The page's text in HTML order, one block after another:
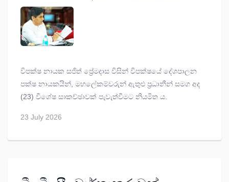
අද…
විපක්ෂ නායක සජිත් ප්‍රේමදාස විසින් විපක්ෂයේ දේශපාලන
පක්ෂ නායකයින්, මහලේකම්වරුන් ඇතුළු ප්‍රධානීන් සමග අද
(23) විශේෂ සාකච්ඡාවක් පැවැත්වීමට නියමිත ය.
23 July 2026